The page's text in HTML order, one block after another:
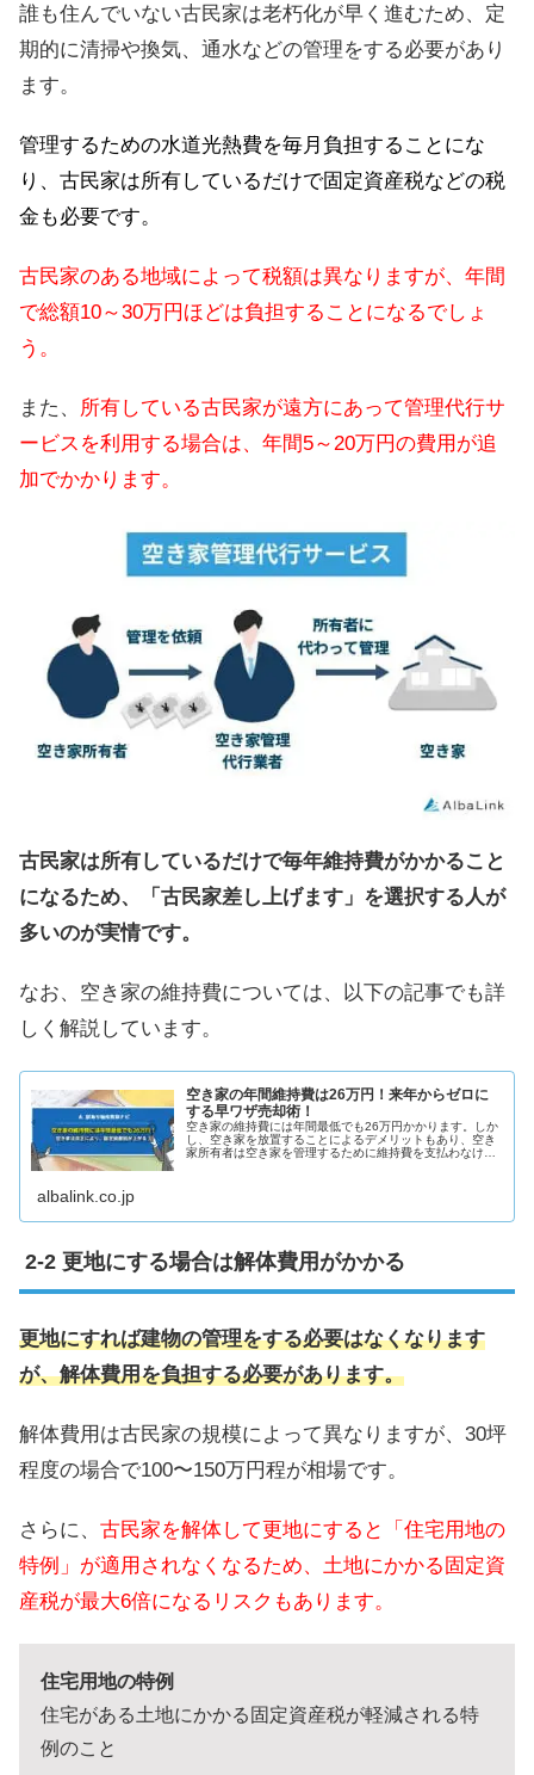
誰も住んでいない古民家は老朽化が早く進むため、定
期的に清掃や換気、通水などの管理をする必要があり
ます。
管理するための水道光熱費を毎月負担することにな
り、古民家は所有しているだけで固定資産税などの税
金も必要です。
古民家のある地域によって税額は異なりますが、年間
で総額10～30万円ほどは負担することになるでしょ
う。
また、
所有している古民家が遠方にあって管理代行サ
ービスを利用する場合は、年間5～20万円の費用が追
加でかかります。
古民家は所有しているだけで毎年維持費がかかること
になるため、「古民家差し上げます」を選択する人が
多いのが実情です。
なお、空き家の維持費については、以下の記事でも詳
しく解説しています。
空き家の年間維持費は26万円！来年からゼロに
する早ワザ売却術！
空き家の維持費には年間最低でも26万円かかります。しか
し、空き家を放置することによるデメリットもあり、空き
家所有者は空き家を管理するために維持費を支払わなけれ
albalink.co.jp
更地にする場合は解体費用がかかる
更地にすれば建物の管理をする必要はなくなります
が、解体費用を負担する必要があります。
解体費用は古民家の規模によって異なりますが、30坪
程度の場合で100〜150万円程が相場です。
さらに、 古民家を解体して更地にすると「住宅用地の
特例」が適用されなくなるため、土地にかかる固定資
産税が最大6倍になるリスクもあります。
住宅用地の特例
住宅がある土地にかかる固定資産税が軽減される特
例のこと